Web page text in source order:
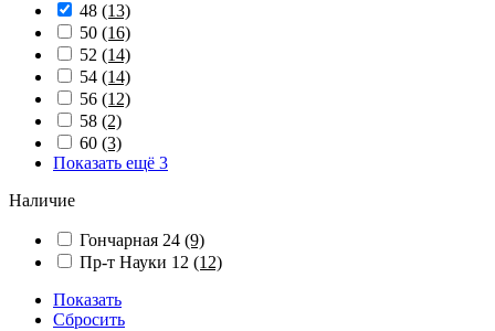
48 (13)
50 (16)
52 (14)
54 (14)
56 (12)
58 (2)
60 (3)
Показать ещё 3
Наличие
Гончарная 24 (9)
Пр-т Науки 12 (12)
Показать
Сбросить